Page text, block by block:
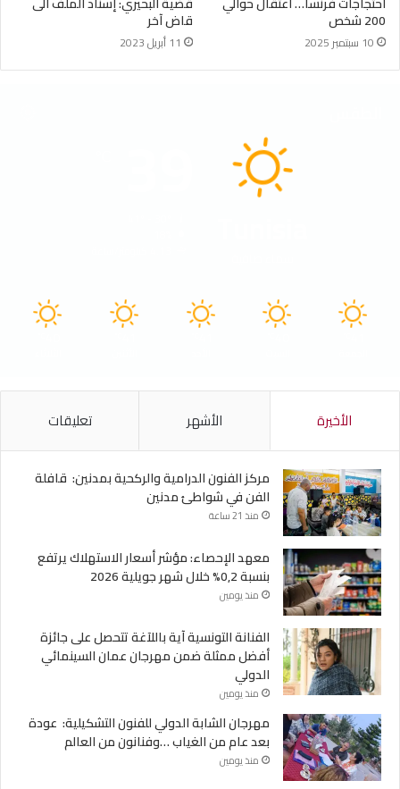
200 شخص
10 سبتمبر 2025
قاض آخر
11 أبريل 2023
الأخيرة الأشهر تعليقات
مركز الفنون الدرامية والركحية بمدنين: قافلة
الفن في شواطئ مدنين
منذ 21 ساعة
معهد الإحصاء: مؤشر أسعار الاستهلاك يرتفع
بنسبة 0,2% خلال شهر جويلية 2026
منذ يومين
الفنانة التونسية آية باللآغة تتحصل على جائزة
أفضل ممثلة ضمن مهرجان عمان السينمائي
الدولي
منذ يومين
مهرجان الشابة الدولي للفنون التشكيلية: عودة
بعد عام من الغياب …وفنانون من العالم
منذ يومين